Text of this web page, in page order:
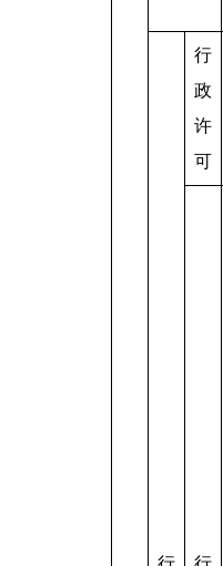
行
政
许
可